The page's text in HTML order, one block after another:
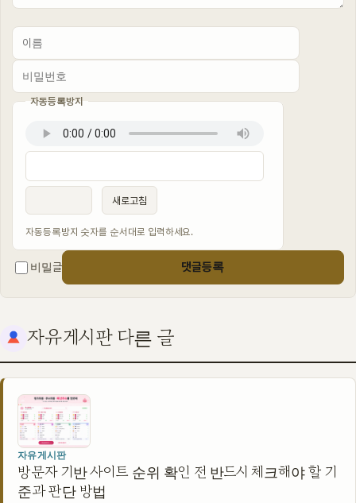
이름필수
비밀번호필수
자동등록방지
새로고침
자동등록방지 숫자를 순서대로 입력하세요.
비밀글 댓글등록
자유게시판 다른 글
자유게시판
방문자 기반 사이트 순위 확인 전 반드시 체크해야 할 기
준과 판단 방법